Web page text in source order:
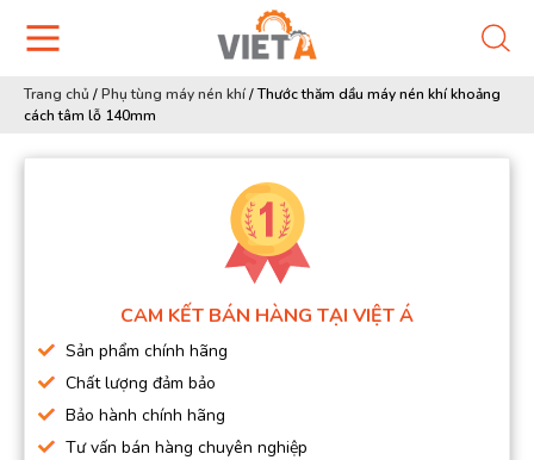
Trang chủ /Phụ tùng máy nén khí/Thước thăm dầu máy nén khí khoảng
cách tâm lỗ 140mm
CAM KẾT BÁN HÀNG TẠI VIỆT Á
Sản phẩm chính hãng
Chất lượng đảm bảo
Bảo hành chính hãng
Tư vấn bán hàng chuyên nghiệp